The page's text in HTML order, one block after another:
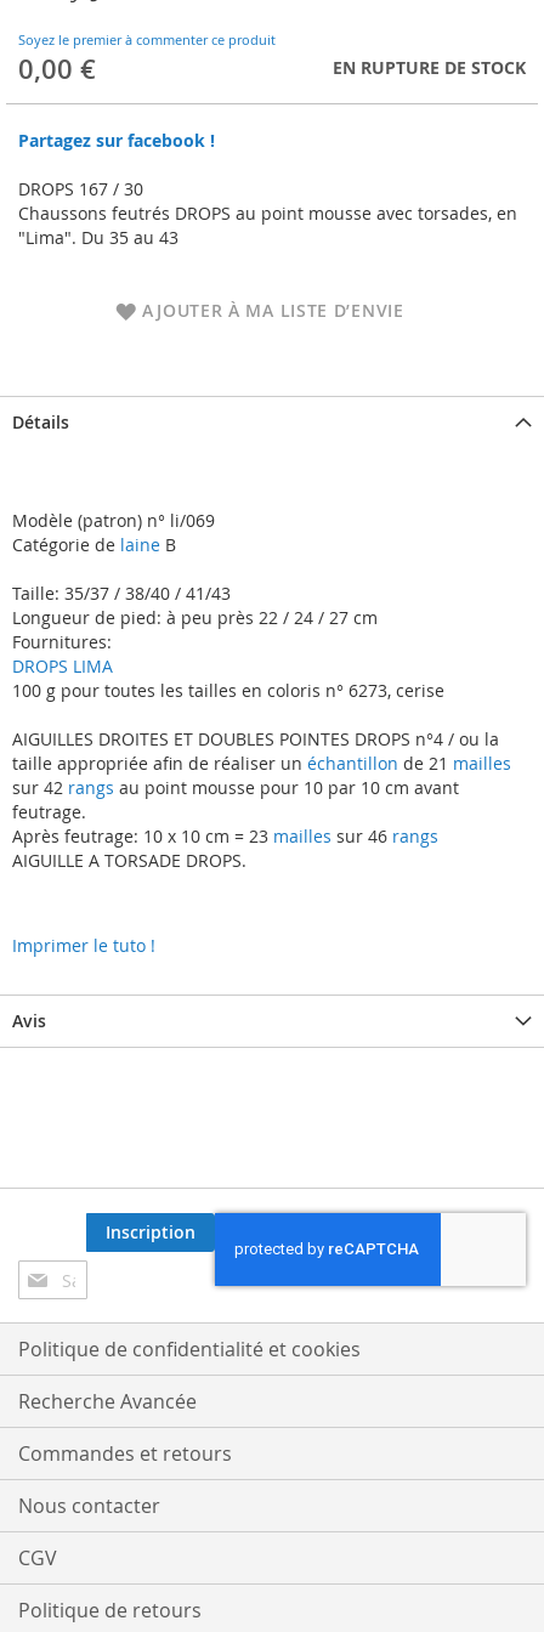
Soyez le premier à commenter ce produit
0,00 € EN RUPTURE DE STOCK
Partagez sur facebook !
DROPS 167 / 30
Chaussons feutrés DROPS au point mousse avec torsades, en
"Lima". Du 35 au 43
AJOUTER À MA LISTE D’ENVIE
beginning
of
the
gallery
Détails
Modèle (patron) n° li/069
Catégorie de laine B
Taille: 35/37 / 38/40 / 41/43
Longueur de pied: à peu près 22 / 24 / 27 cm
Fournitures:
DROPS LIMA
100 g pour toutes les tailles en coloris n° 6273, cerise
AIGUILLES DROITES ET DOUBLES POINTES DROPS n°4 / ou la
taille appropriée afin de réaliser un échantillon de 21 mailles
sur 42 rangs au point mousse pour 10 par 10 cm avant
feutrage.
Après feutrage: 10 x 10 cm = 23 mailles sur 46 rangs
AIGUILLE A TORSADE DROPS.
Imprimer le tuto !
Avis
Inscription
à
notre
lettre
d’information
:
Inscription
Politique de confidentialité et cookies
Recherche Avancée
Commandes et retours
Nous contacter
CGV
Politique de retours